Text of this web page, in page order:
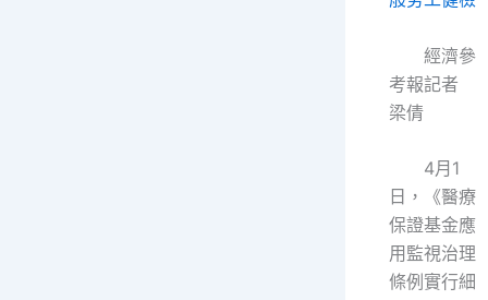
經濟參
考報記者
梁倩
4月1
日，《醫療
保證基金應
用監視治理
條例實行細